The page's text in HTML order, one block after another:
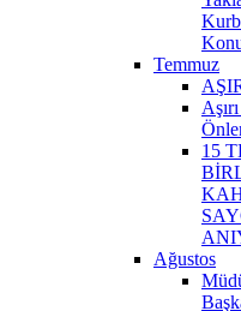
Temmuz
15
Ağustos